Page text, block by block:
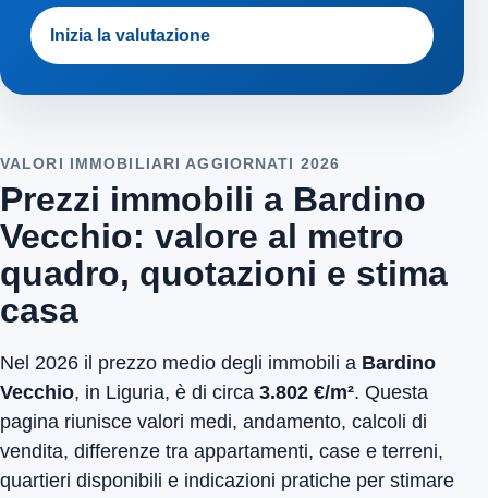
Inizia la valutazione
VALORI IMMOBILIARI AGGIORNATI 2026
Prezzi immobili a Bardino
Vecchio: valore al metro
quadro, quotazioni e stima
casa
Nel 2026 il prezzo medio degli immobili a Bardino
Vecchio, in Liguria, è di circa 3.802 €/m². Questa
pagina riunisce valori medi, andamento, calcoli di
vendita, differenze tra appartamenti, case e terreni,
quartieri disponibili e indicazioni pratiche per stimare